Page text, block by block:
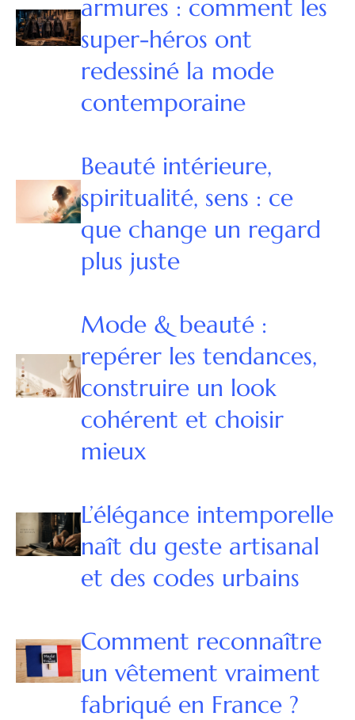
armures : comment les
super-héros ont
redessiné la mode
contemporaine
Beauté intérieure,
spiritualité, sens : ce
que change un regard
plus juste
Mode & beauté :
repérer les tendances,
construire un look
cohérent et choisir
mieux
L’élégance intemporelle
naît du geste artisanal
et des codes urbains
Comment reconnaître
un vêtement vraiment
fabriqué en France ?